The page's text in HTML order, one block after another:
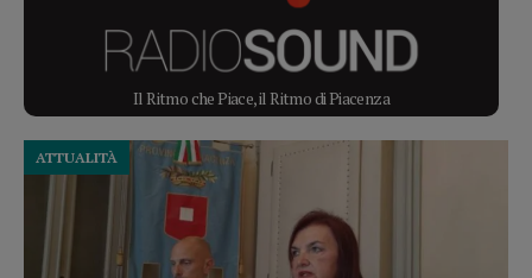
Il Ritmo che Piace, il Ritmo di Piacenza
ATTUALITÀ